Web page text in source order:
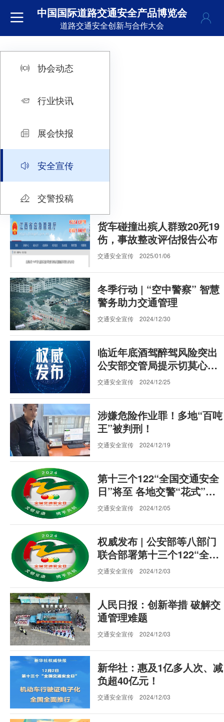
中国国际道路交通安全产品博览会
道路交通安全创新与合作大会
协会动态
行业快讯
展会快报
安全宣传
交警投稿
货车碰撞出殡人群致20死19
伤，事故整改评估报告公布
交通安全宣传 2025/01/06
冬季行动 | “空中警察” 智慧
警务助力交通管理
交通安全宣传 2024/12/30
临近年底酒驾醉驾风险突出
公安部交管局提示切莫心存
侥幸
交通安全宣传 2024/12/25
涉嫌危险作业罪！多地“百吨
王”被判刑！
交通安全宣传 2024/12/19
第十三个122“全国交通安全
日”将至 各地交警“花式”宣
传文明交通理念
交通安全宣传 2024/12/05
权威发布 | 公安部等八部门
联合部署第十三个122“全国
交通安全日”主题活动
交通安全宣传 2024/12/03
人民日报：创新举措 破解交
通管理难题
交通安全宣传 2024/12/03
新华社：惠及1亿多人次、减
负超40亿元！
交通安全宣传 2024/12/03